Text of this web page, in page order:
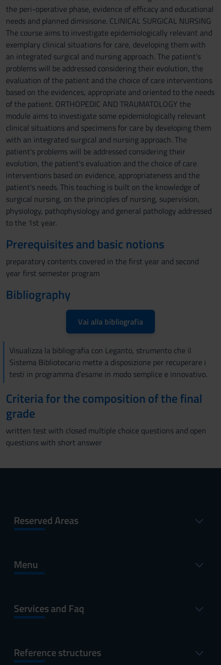
the peri-operative phase, evidence of efficacy and educational
needs and planned dimisisone. CLINICAL SURGICAL NURSING
The course aims to investigate epidemiologically relevant and
exemplary clinical situations for care, developing them with
an integrated surgical and nursing approach. The patient's
problems will be addressed considering their evolution, the
evaluation of the patient and the choice of care interventions
based on the evidences, appropriate and oriented to the needs
of the patient. ORTHOPEDIC AND TRAUMATOLOGY the
module aims to investigate some epidemiologically relevant
clinical situations and specimens for care by developing them
with an integrated surgical and nursing approach. The
patient's problems will be addressed considering their
evolution, the patient's evaluation and the choice of care
interventions based on evidence, appropriateness and the
patient's needs. This teaching is built on the knowledge of
surgical nursing, on the principles of nursing, supervision,
physiology, pathophysiology and general pathology addressed
to the 1st year.
Prerequisites and basic notions
preparatory contents covered in the first year and second
year first semester program
Bibliography
Vai alla bibliografia
Visualizza la bibliografia con Leganto, strumento che il
Sistema Bibliotecario mette a disposizione per recuperare i
testi in programma d'esame in modo semplice e innovativo.
Criteria for the composition of the final
grade
written test with closed multiple choice questions and open
questions with short answer
Reserved Areas
Menu
Services and Faq
Reference structures